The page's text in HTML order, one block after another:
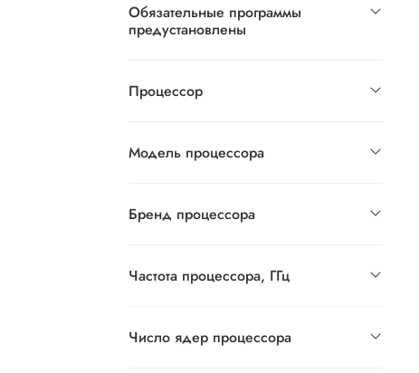
Обязательные программы
предустановлены
Процессор
Модель процессора
Бренд процессора
Частота процессора, ГГц
Число ядер процессора